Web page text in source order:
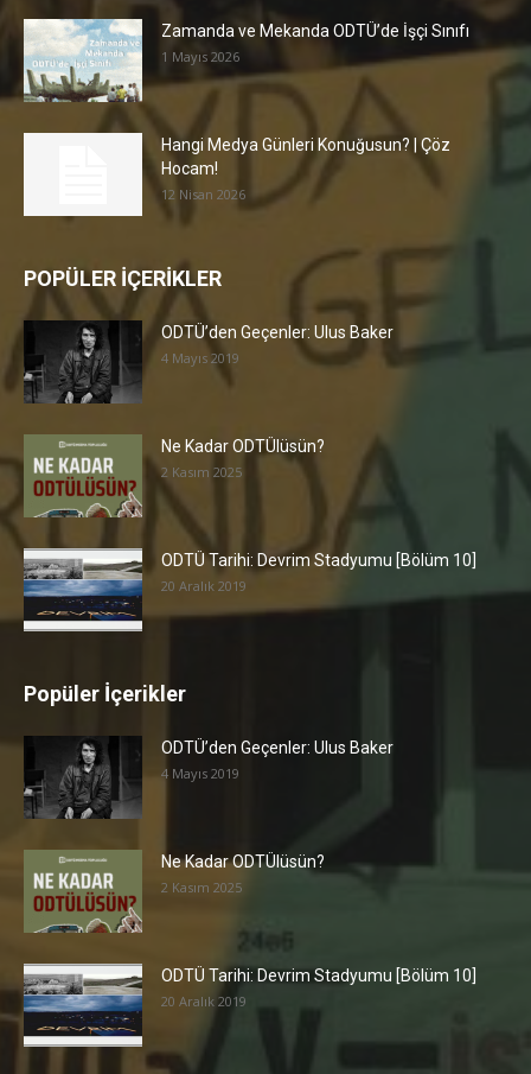
Zamanda ve Mekanda ODTÜ’de İşçi Sınıfı
1 Mayıs 2026
Hangi Medya Günleri Konuğusun? | Çöz
Hocam!
12 Nisan 2026
POPÜLER İÇERİKLER
ODTÜ’den Geçenler: Ulus Baker
4 Mayıs 2019
Ne Kadar ODTÜlüsün?
2 Kasım 2025
ODTÜ Tarihi: Devrim Stadyumu [Bölüm 10]
20 Aralık 2019
Popüler İçerikler
ODTÜ’den Geçenler: Ulus Baker
4 Mayıs 2019
Ne Kadar ODTÜlüsün?
2 Kasım 2025
ODTÜ Tarihi: Devrim Stadyumu [Bölüm 10]
20 Aralık 2019